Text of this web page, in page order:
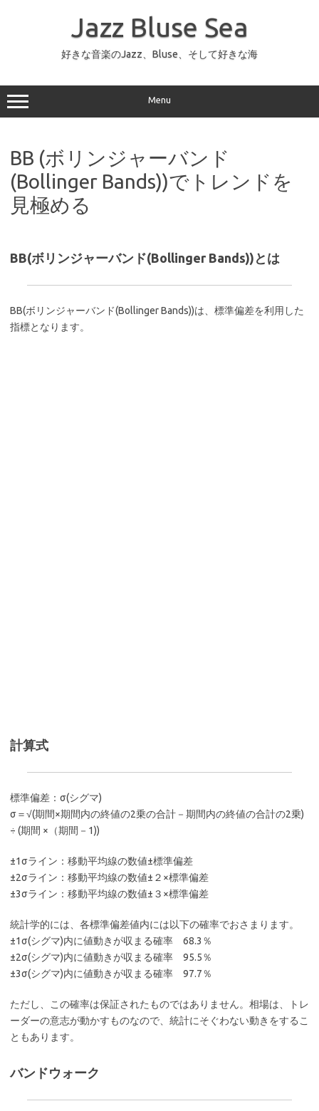
ッ
プ
Jazz Bluse Sea
好きな音楽のJazz、Bluse、そして好きな海
Menu
BB (ボリンジャーバンド
(Bollinger Bands))でトレンドを
見極める
BB(ボリンジャーバンド(Bollinger Bands))とは
BB(ボリンジャーバンド(Bollinger Bands))は、標準偏差を利用した
指標となります。
計算式
標準偏差：σ(シグマ)
σ＝√(期間×期間内の終値の2乗の合計－期間内の終値の合計の2乗)
÷ (期間 ×（期間－1))
±1σライン：移動平均線の数値±標準偏差
±2σライン：移動平均線の数値±２×標準偏差
±3σライン：移動平均線の数値±３×標準偏差
統計学的には、各標準偏差値内には以下の確率でおさまります。
±1σ(シグマ)内に値動きが収まる確率 68.3％
±2σ(シグマ)内に値動きが収まる確率 95.5％
±3σ(シグマ)内に値動きが収まる確率 97.7％
ただし、この確率は保証されたものではありません。相場は、トレ
ーダーの意志が動かすものなので、統計にそぐわない動きをするこ
ともあります。
バンドウォーク